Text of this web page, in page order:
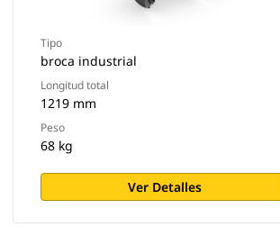
Tipo
broca industrial
Longitud total
1219 mm
Peso
68 kg
Ver Detalles